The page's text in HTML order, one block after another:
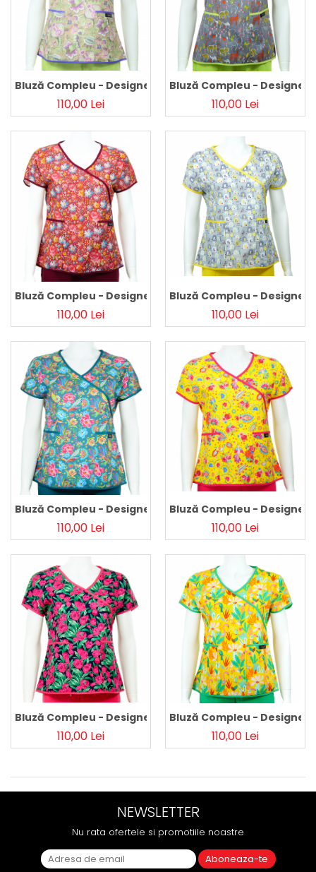
Pălării de Soare
Bluză Compleu - Designer Print - Purple Flower
110,00 Lei
Bluză Compleu - Designer
110,00 Lei
Bluză Compleu - Designer Print - Bordeaux Flowers 46
110,00 Lei
Bluză Compleu - Designer
110,00 Lei
Bluză Compleu - Designer Print - Happiness Teal 36
110,00 Lei
Bluză Compleu - Designer
110,00 Lei
Bluză Compleu - Designer Print - Pink Flowers
110,00 Lei
Bluză Compleu - Designer
110,00 Lei
NEWSLETTER
Nu rata ofertele si promotiile noastre